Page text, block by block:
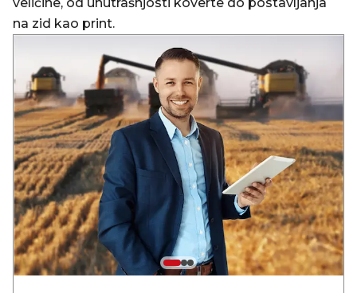
na zid kao print.